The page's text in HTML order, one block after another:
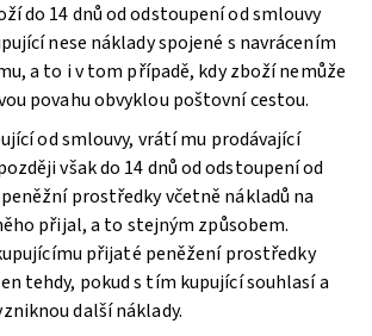
do 14 dnů od odstoupení od smlouvy
nese náklady spojené s navrácením
a to i v tom případě, kdy zboží nemůže
povahu obvyklou poštovní cestou.
od smlouvy, vrátí mu prodávající
však do 14 dnů od odstoupení od
prostředky včetně nákladů na
přijal, a to stejným způsobem.
přijaté peněžení prostředky
tehdy, pokud s tím kupující souhlasí a
další náklady.